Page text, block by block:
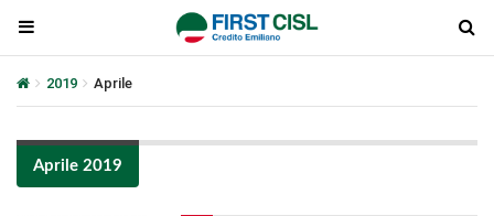
2019 Aprile
Aprile 2019